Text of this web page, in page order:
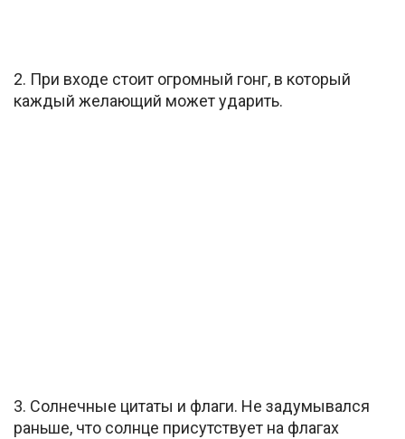
2. При входе стоит огромный гонг, в который
каждый желающий может ударить.
3. Солнечные цитаты и флаги. Не задумывался
раньше, что солнце присутствует на флагах